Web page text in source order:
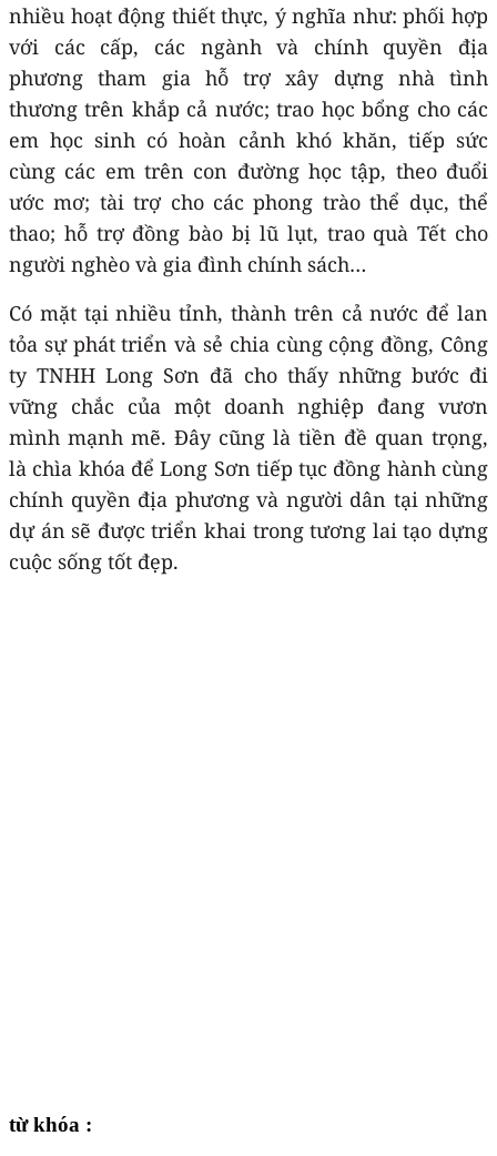
nhiều hoạt động thiết thực, ý nghĩa như: phối hợp
với các cấp, các ngành và chính quyền địa
phương tham gia hỗ trợ xây dựng nhà tình
thương trên khắp cả nước; trao học bổng cho các
em học sinh có hoàn cảnh khó khăn, tiếp sức
cùng các em trên con đường học tập, theo đuổi
ước mơ; tài trợ cho các phong trào thể dục, thể
thao; hỗ trợ đồng bào bị lũ lụt, trao quà Tết cho
người nghèo và gia đình chính sách…
Có mặt tại nhiều tỉnh, thành trên cả nước để lan
tỏa sự phát triển và sẻ chia cùng cộng đồng, Công
ty TNHH Long Sơn đã cho thấy những bước đi
vững chắc của một doanh nghiệp đang vươn
mình mạnh mẽ. Đây cũng là tiền đề quan trọng,
là chìa khóa để Long Sơn tiếp tục đồng hành cùng
chính quyền địa phương và người dân tại những
dự án sẽ được triển khai trong tương lai tạo dựng
cuộc sống tốt đẹp.
từ khóa :